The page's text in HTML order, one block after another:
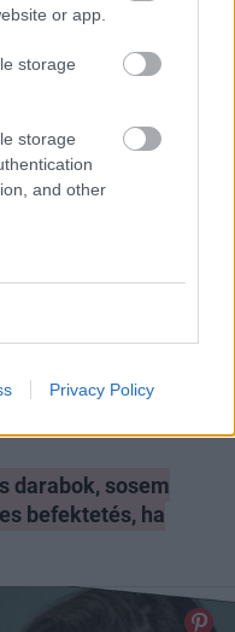
or app.
storage
storage
and other
Privacy Policy
Express 24990
darabok, sosem
befektetés, ha